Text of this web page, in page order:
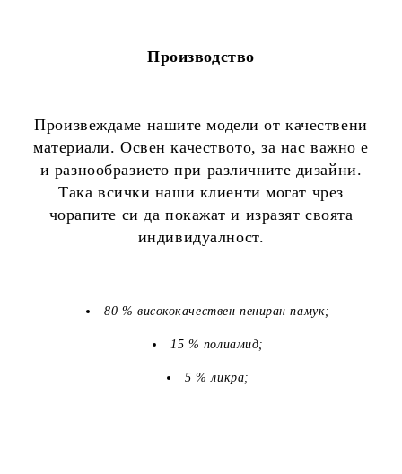
Производство
Произвеждаме нашите модели от качествени
материали. Освен качеството, за нас важно е
и разнообразието при различните дизайни.
Така всички наши клиенти могат чрез
чорапите си да покажат и изразят своята
индивидуалност.
80 % висококачествен пениран памук;
15 % полиамид;
5 % ликра;